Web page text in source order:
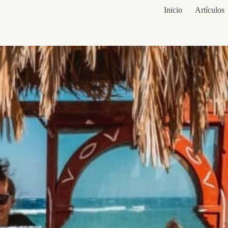
Inicio Artículos